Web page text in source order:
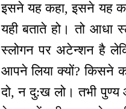
इसने यह कहा, इसने यह
यही बताते हो। तो आधा
स्लोगन पर अटेन्शन है
आपने लिया क्यों? किसने
दो, न दु:ख लो। तभी पुण्य